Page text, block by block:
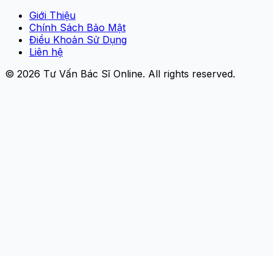
Giới Thiệu
Chính Sách Bảo Mật
Điều Khoản Sử Dụng
Liên hệ
© 2026 Tư Vấn Bác Sĩ Online. All rights reserved.